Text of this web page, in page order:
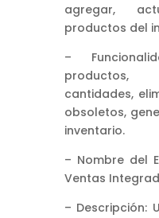
agregar,
productos del
–
productos,
cantidades,
obsoletos,
inventario.
– Nombre del
Ventas
– Descripción: